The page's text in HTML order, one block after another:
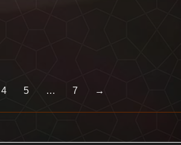
4 5 … 7 →